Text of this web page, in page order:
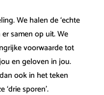
We halen de ‘echte
samen op uit. We
voorwaarde tot
en geloven in jou.
ook in het teken
sporen’.